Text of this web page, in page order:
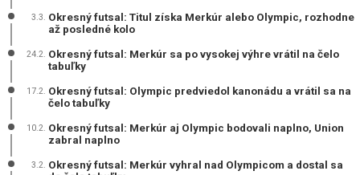
3.3. Okresný futsal: Titul získa Merkúr alebo Olympic, rozhodne
až posledné kolo
24.2. Okresný futsal: Merkúr sa po vysokej výhre vrátil na čelo
tabuľky
17.2. Okresný futsal: Olympic predviedol kanonádu a vrátil sa na
čelo tabuľky
10.2. Okresný futsal: Merkúr aj Olympic bodovali naplno, Union
zabral naplno
3.2. Okresný futsal: Merkúr vyhral nad Olympicom a dostal sa